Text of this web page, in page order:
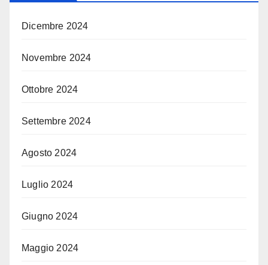
Dicembre 2024
Novembre 2024
Ottobre 2024
Settembre 2024
Agosto 2024
Luglio 2024
Giugno 2024
Maggio 2024